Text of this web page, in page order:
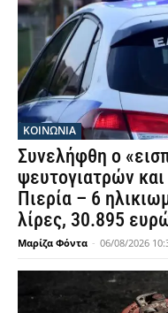
ΚΟΙΝΩΝΙΑ
Συνελήφθη ο
ψευτογιατρών
Πιερία – 6
λίρες, 30.895
Μαρίζα Φόντα - 06/08/2026